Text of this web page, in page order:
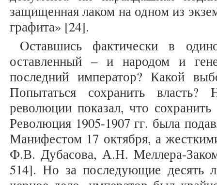
защищенная лаком на одном из
графита» [24].
Оставшись фактически в
оставленный – и народом и
последний император? Какой
Попытаться сохранить
революции показал, что
Революция 1905-1907 гг. была
Манифестом 17 октября, а
Ф.В. Дубасова, А.Н. Меллера-
514]. Но за последующие десять